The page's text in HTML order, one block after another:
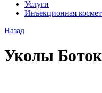
Услуги
Инъекционная
Назад
Уколы